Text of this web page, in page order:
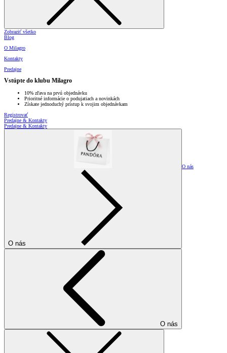
Zobraziť všetko
Blog
O Milagro
Kontakty
Predajne
Vstúpte do klubu Milagro
10% zľava na prvú objednávku
Prioritné informácie o podujatiach a novinkách
Získate jednoduchý prístup k svojim objednávkam
Registrovať
Predajne & Kontakty
Predajne & Kontakty
O nás
O nás
O nás